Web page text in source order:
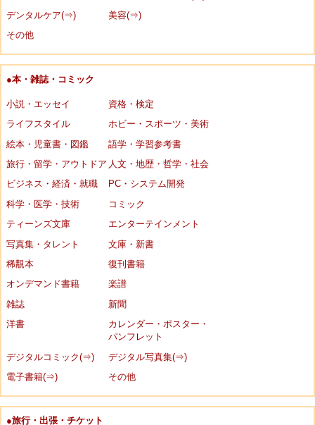
デンタルケア(⇒)
美容(⇒)
その他
●本・雑誌・コミック
小説・エッセイ
資格・検定
ライフスタイル
ホビー・スポーツ・美術
絵本・児童書・図鑑
語学・学習参考書
旅行・留学・アウトドア 人文・地歴・哲学・社会
ビジネス・経済・就職
PC・システム開発
科学・医学・技術
コミック
ティーンズ文庫
エンターテインメント
写真集・タレント
文庫・新書
稀覯本
復刊書籍
オンデマンド書籍
楽譜
雑誌
新聞
洋書
カレンダー・ポスター・
パンフレット
デジタルコミック(⇒)
デジタル写真集(⇒)
電子書籍(⇒)
その他
●旅行・出張・チケット